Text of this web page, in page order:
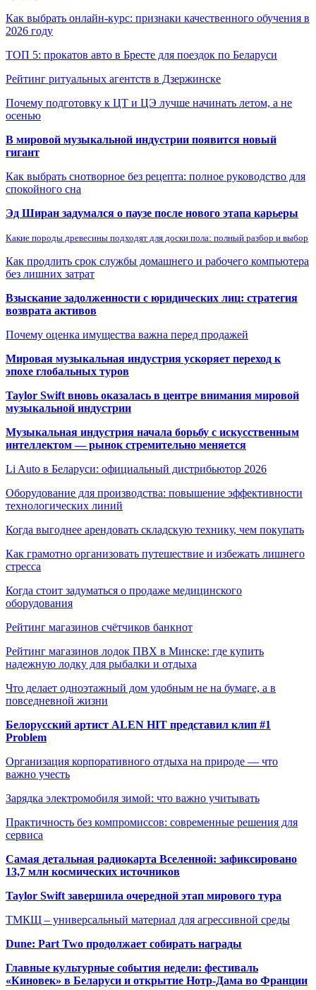
Как выбрать онлайн-курс: признаки качественного обучения в
2026 году
ТОП 5: прокатов авто в Бресте для поездок по Беларуси
Рейтинг ритуальных агентств в Дзержинске
Почему подготовку к ЦТ и ЦЭ лучше начинать летом, а не
осенью
В мировой музыкальной индустрии появится новый
гигант
Как выбрать снотворное без рецепта: полное руководство для
спокойного сна
Эд Ширан задумался о паузе после нового этапа карьеры
Какие породы древесины подходят для доски пола: полный разбор и выбор
Как продлить срок службы домашнего и рабочего компьютера
без лишних затрат
Взыскание задолженности с юридических лиц: стратегия
возврата активов
Почему оценка имущества важна перед продажей
Мировая музыкальная индустрия ускоряет переход к
эпохе глобальных туров
Taylor Swift вновь оказалась в центре внимания мировой
музыкальной индустрии
Музыкальная индустрия начала борьбу с искусственным
интеллектом — рынок стремительно меняется
Li Auto в Беларуси: официальный дистрибьютор 2026
Оборудование для производства: повышение эффективности
технологических линий
Когда выгоднее арендовать складскую технику, чем покупать
Как грамотно организовать путешествие и избежать лишнего
стресса
Когда стоит задуматься о продаже медицинского
оборудования
Рейтинг магазинов счётчиков банкнот
Рейтинг магазинов лодок ПВХ в Минске: где купить
надежную лодку для рыбалки и отдыха
Что делает одноэтажный дом удобным не на бумаге, а в
повседневной жизни
Белорусский артист ALEN HIT представил клип #1
Problem
Организация корпоративного отдыха на природе — что
важно учесть
Зарядка электромобиля зимой: что важно учитывать
Практичность без компромиссов: современные решения для
сервиса
Самая детальная радиокарта Вселенной: зафиксировано
13,7 млн космических источников
Taylor Swift завершила очередной этап мирового тура
ТМКЩ – универсальный материал для агрессивной среды
Dune: Part Two продолжает собирать награды
Главные культурные события недели: фестиваль
«Киновек» в Беларуси и открытие Нотр-Дама во Франции